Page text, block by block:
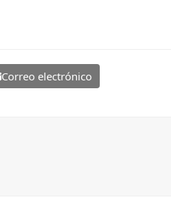
Correo electrónico